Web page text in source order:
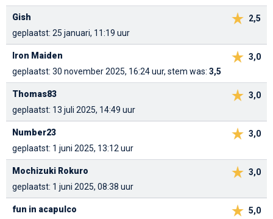
2,5
Gish
geplaatst: 25 januari, 11:19 uur
3,0
Iron Maiden
geplaatst: 30 november 2025, 16:24 uur, stem was: 3,5
3,0
Thomas83
geplaatst: 13 juli 2025, 14:49 uur
3,0
Number23
geplaatst: 1 juni 2025, 13:12 uur
3,0
Mochizuki Rokuro
geplaatst: 1 juni 2025, 08:38 uur
5,0
fun in acapulco